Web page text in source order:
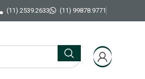
(11) 2539.2633 (11) 99878.9771